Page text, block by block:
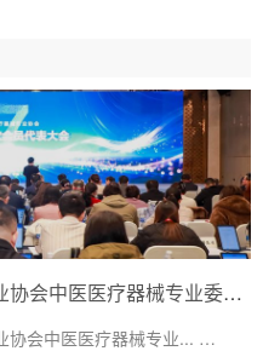
【分支机构】中国医疗器械行业协会中医医疗器械专业委员会换届会议暨第二届一次委员大会圆满召开
协会中医医疗器械专业... …